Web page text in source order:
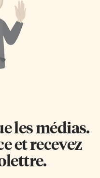
Événement annuel unique en
genre, le FNJA réunit trente
élèves de français de base,
d’immersion en français ou de
langue française en milieu […]
les médias.
et recevez